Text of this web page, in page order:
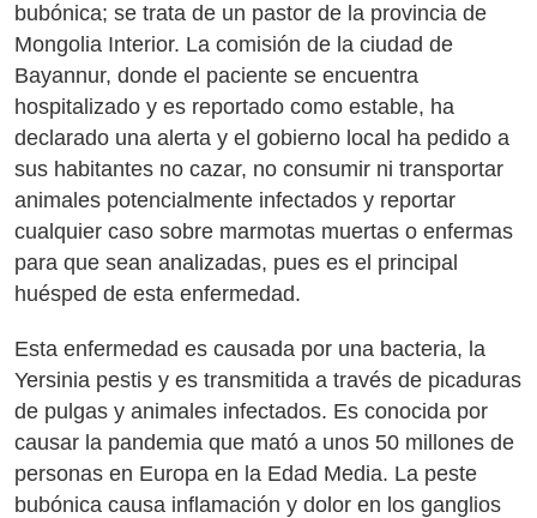
bubónica; se trata de un pastor de la provincia de
Mongolia Interior. La comisión de la ciudad de
Bayannur, donde el paciente se encuentra
hospitalizado y es reportado como estable, ha
declarado una alerta y el gobierno local ha pedido a
sus habitantes no cazar, no consumir ni transportar
animales potencialmente infectados y reportar
cualquier caso sobre marmotas muertas o enfermas
para que sean analizadas, pues es el principal
huésped de esta enfermedad.
Esta enfermedad es causada por una bacteria, la
Yersinia pestis y es transmitida a través de picaduras
de pulgas y animales infectados. Es conocida por
causar la pandemia que mató a unos 50 millones de
personas en Europa en la Edad Media. La peste
bubónica causa inflamación y dolor en los ganglios